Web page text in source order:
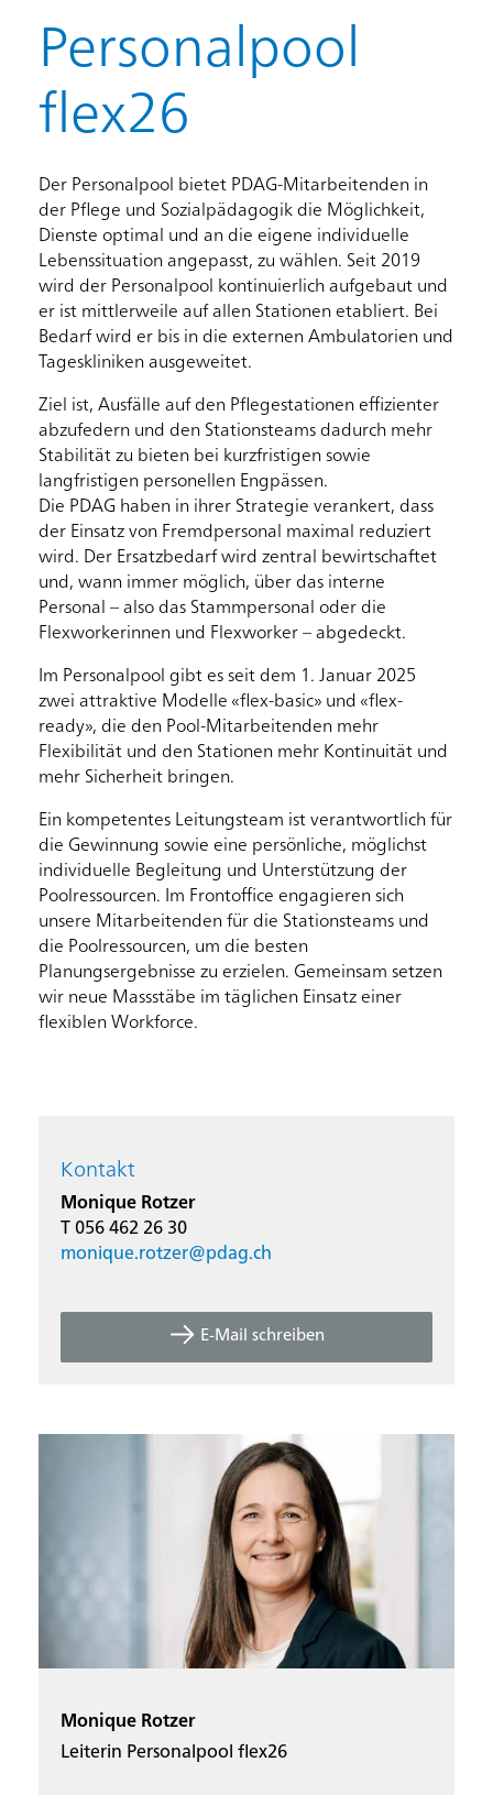
Personalpool
flex26
Der Personalpool bietet PDAG-Mitarbeitenden in
der Pflege und Sozialpädagogik die Möglichkeit,
Dienste optimal und an die eigene individuelle
Lebenssituation angepasst, zu wählen. Seit 2019
wird der Personalpool kontinuierlich aufgebaut und
er ist mittlerweile auf allen Stationen etabliert. Bei
Bedarf wird er bis in die externen Ambulatorien und
Tageskliniken ausgeweitet.
Ziel ist, Ausfälle auf den Pflegestationen effizienter
abzufedern und den Stationsteams dadurch mehr
Stabilität zu bieten bei kurzfristigen sowie
langfristigen personellen Engpässen.
Die PDAG haben in ihrer Strategie verankert, dass
der Einsatz von Fremdpersonal maximal reduziert
wird. Der Ersatzbedarf wird zentral bewirtschaftet
und, wann immer möglich, über das interne
Personal – also das Stammpersonal oder die
Flexworkerinnen und Flexworker – abgedeckt.
Im Personalpool gibt es seit dem 1. Januar 2025
zwei attraktive Modelle «flex-basic» und «flex-
ready», die den Pool-Mitarbeitenden mehr
Flexibilität und den Stationen mehr Kontinuität und
mehr Sicherheit bringen.
Ein kompetentes Leitungsteam ist verantwortlich für
die Gewinnung sowie eine persönliche, möglichst
individuelle Begleitung und Unterstützung der
Poolressourcen. Im Frontoffice engagieren sich
unsere Mitarbeitenden für die Stationsteams und
die Poolressourcen, um die besten
Planungsergebnisse zu erzielen. Gemeinsam setzen
wir neue Massstäbe im täglichen Einsatz einer
flexiblen Workforce.
Kontakt
Monique Rotzer
T 056 462 26 30
monique.rotzer@pdag.ch
E-Mail schreiben
Monique Rotzer
Leiterin Personalpool flex26